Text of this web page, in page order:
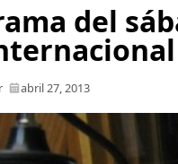
del
abril 27, 2013